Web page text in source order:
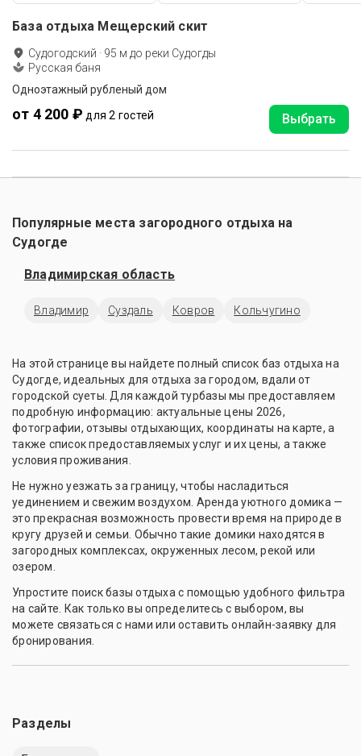
База отдыха Мещерский скит
Судогодский · 95 м до реки Судогды
Русская баня
Одноэтажный рубленый дом
от 4 200 ₽ для 2 гостей Выбрать
Популярные места загородного отдыха на
Судогде
Владимирская область
Владимир Суздаль Ковров Кольчугино
На этой странице вы найдете полный список баз отдыха на
Судогде, идеальных для отдыха за городом, вдали от
городской суеты. Для каждой турбазы мы предоставляем
подробную информацию: актуальные цены 2026,
фотографии, отзывы отдыхающих, координаты на карте, а
также список предоставляемых услуг и их цены, а также
условия проживания.
Не нужно уезжать за границу, чтобы насладиться
уединением и свежим воздухом. Аренда уютного домика —
это прекрасная возможность провести время на природе в
кругу друзей и семьи. Обычно такие домики находятся в
загородных комплексах, окруженных лесом, рекой или
озером.
Упростите поиск базы отдыха с помощью удобного фильтра
на сайте. Как только вы определитесь с выбором, вы
можете связаться с нами или оставить онлайн-заявку для
бронирования.
Разделы